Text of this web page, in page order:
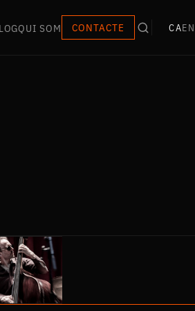
QUI SOM CONTACTE CAEN